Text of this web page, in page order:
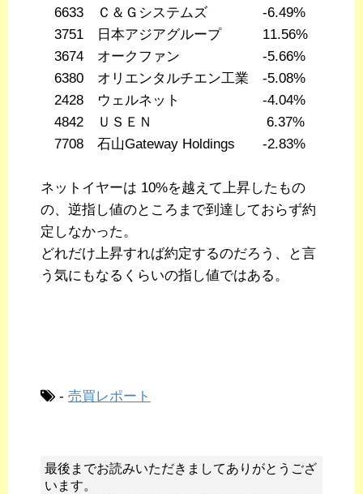
6633 Ｃ＆Ｇシステムズ -6.49%
3751 日本アジアグループ 11.56%
3674 オークファン -5.66%
6380 オリエンタルチエン工業 -5.08%
2428 ウェルネット -4.04%
4842 ＵＳＥＮ 6.37%
7708 石山Gateway Holdings -2.83%
ネットイヤーは 10%を越えて上昇したもの
の、逆指し値のところまで到達しておらず約
定しなかった。
どれだけ上昇すれば約定するのだろう、と言
う気にもなるくらいの指し値ではある。
- 売買レポート
最後までお読みいただきましてありがとうござ
います。